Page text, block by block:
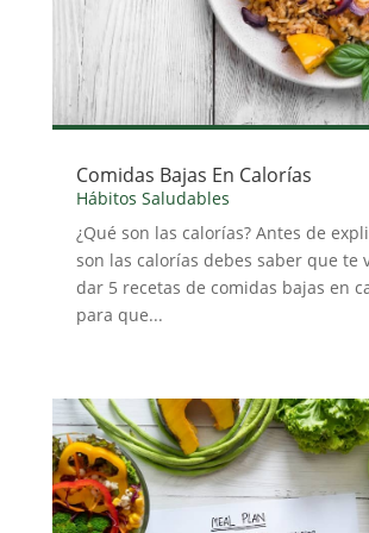
Comidas Bajas En Calorías
Hábitos Saludables
¿Qué son las calorías? Antes de
son las calorías debes saber que te
dar 5 recetas de comidas bajas en
para que...